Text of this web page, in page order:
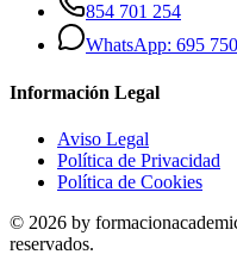
854 701 254
WhatsApp: 695
Información Legal
Aviso Legal
Política de Privacidad
Política de Cookies
© 2026 by
reservados.